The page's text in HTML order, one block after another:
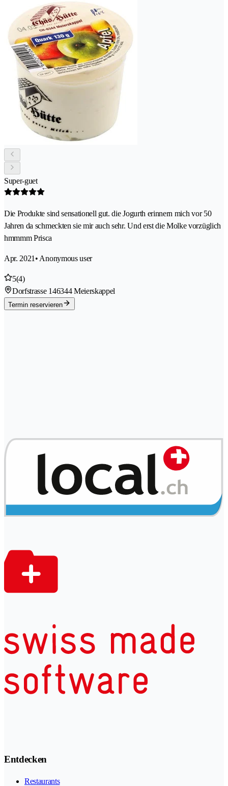
Super-guet
Die Produkte sind sensationell gut. die Jogurth erinnern mich vor 50
Jahren da schmeckten sie mir auch sehr. Und erst die Molke vorzüglich
hmmmm Prisca
Apr. 2021 • Anonymous user
5(4)
Dorfstrasse 146344 Meierskappel
Termin reservieren
Entdecken
Restaurants